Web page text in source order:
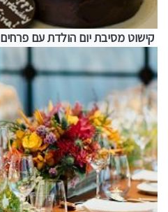
קישוט מסיבת יום הולדת עם פרחים